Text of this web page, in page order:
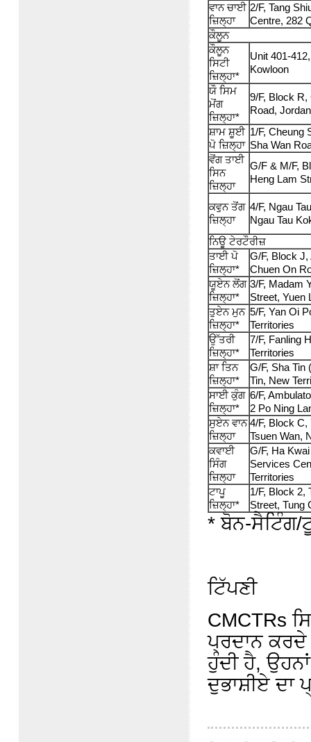
ਵਾਨ ਚਾਈ
ਜ਼ਿਲ੍ਹਾ
2/F, Tang
Centre, 282
ਕੌਲੂਨ
ਕੌਲੂਨ
ਸਿਟੀ
ਜ਼ਿਲ੍ਹਾ*
Unit 401-
Kowloon
ਯੌ ਸਿਮ
ਮੋਂਗ
ਜ਼ਿਲ੍ਹਾ*
9/F, Block
Road,
ਸ਼ਾਮ ਸ਼ੂਈ
ਪੋ ਜ਼ਿਲ੍ਹਾ
1/F, Cheung
Sha Wan
ਵੋਂਗ ਤਾਈ
ਸਿਨ
ਜ਼ਿਲ੍ਹਾ
G/F & M/F,
Heng Lam
ਕਵੁਨ ਤੋਂਗ
ਜ਼ਿਲ੍ਹਾ
4/F, Ngau
Ngau Tau
ਨਿਊ ਟੇਰਟੌਰੀਜ਼
ਤਾਈ ਪੋ
ਜ਼ਿਲ੍ਹਾ*
G/F, Block J,
Chuen On
ਯੂਏਨ ਲੋਂਗ
ਜ਼ਿਲ੍ਹਾ*
3/F, Madam
Street, Yuen
ਤੁਏਨ ਮੁਨ
ਜ਼ਿਲ੍ਹਾ*
5/F, Yan Oi
Territories
ਉੱਤਰੀ
ਜ਼ਿਲ੍ਹਾ*
7/F, Fanling
Territories
ਸ਼ਾ ਤਿਨ
ਜ਼ਿਲ੍ਹਾ*
G/F, Sha Tin
Tin, New
ਸਾਈ ਕੁੰਗ
ਜ਼ਿਲ੍ਹਾ*
6/F,
2 Po Ning
ਸੁਏਨ ਵਾਨ
ਜ਼ਿਲ੍ਹਾ
4/F, Block C,
Tsuen Wan,
ਕਵਾਈ
ਸਿੰਗ
ਜ਼ਿਲ੍ਹਾ
G/F, Ha
Services
Territories
ਟਾਪੂ
ਜ਼ਿਲ੍ਹਾ*
1/F, Block 2,
Street, Tung
* ਬੋਨ-ਸੈਟਿੰਗ/
ਟਿੱਪਣੀ
CMCTRs
ਪ੍ਰਦਾਨ ਕਰਦੇ
ਹੁੰਦੀ ਹੈ,
ਦੁਭਾਸ਼ੀਏ ਦਾ